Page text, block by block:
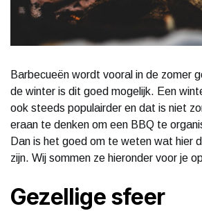
Barbecueën wordt vooral in de zomer
de winter is dit goed mogelijk. Een
ook steeds populairder en dat is niet
eraan te denken om een BBQ te
Dan is het goed om te weten wat hier
zijn. Wij sommen ze hieronder voor je
Gezellige sfeer